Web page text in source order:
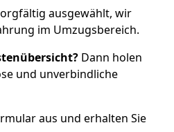
ausgewählt, wir
im Umzugsbereich.
Dann holen
und unverbindliche
aus und erhalten Sie